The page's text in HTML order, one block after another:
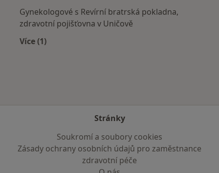
Gynekologové s Revírní bratrská pokladna,
zdravotní pojišťovna v Uničově
Více (1)
Stránky
Soukromí a soubory cookies
Zásady ochrany osobních údajů pro zaměstnance
zdravotní péče